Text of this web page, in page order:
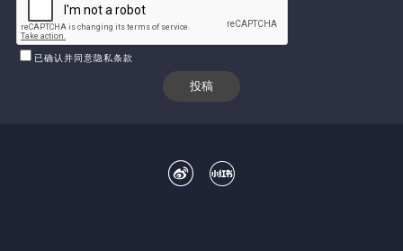
已确认并同意隐私条款